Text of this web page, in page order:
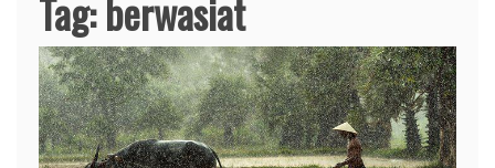
Tag:berwasiat